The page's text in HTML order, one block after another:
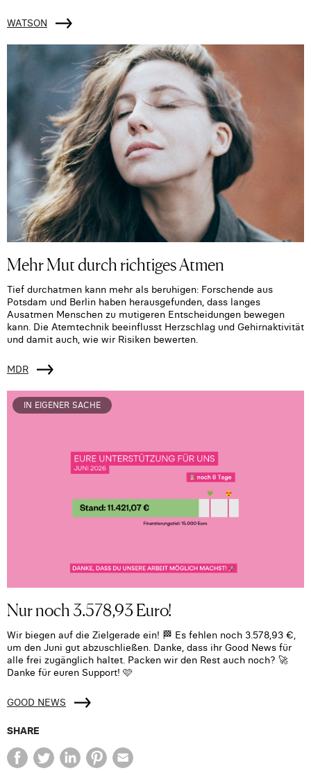
WATSON
Mehr Mut durch richtiges Atmen
Tief durchatmen kann mehr als beruhigen: Forschende aus
Potsdam und Berlin haben herausgefunden, dass langes
Ausatmen Menschen zu mutigeren Entscheidungen bewegen
kann. Die Atemtechnik beeinflusst Herzschlag und Gehirnaktivität
und damit auch, wie wir Risiken bewerten.
MDR
IN EIGENER SACHE
Nur noch 3.578,93 Euro!
Wir biegen auf die Zielgerade ein! 🏁 Es fehlen noch 3.578,93 €,
um den Juni gut abzuschließen. Danke, dass ihr Good News für
alle frei zugänglich haltet. Packen wir den Rest auch noch? 🚀
Danke für euren Support! 🩷
GOOD NEWS
SHARE